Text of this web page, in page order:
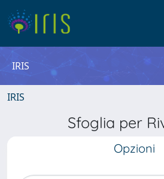
IRIS
IRIS
Sfoglia per
Opzioni